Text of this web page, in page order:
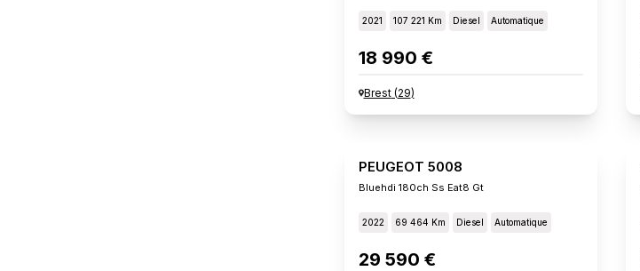
2021 107 221 Km Diesel Automatique
18 990 €
Brest(29)
PEUGEOT 5008
Bluehdi 180ch Ss Eat8 Gt
2022 69 464 Km Diesel Automatique
29 590 €